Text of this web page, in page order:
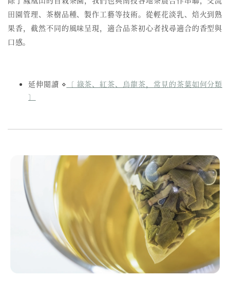
田園管理、茶樹品種、製作工藝等技術。從輕花淡乳、焙火到熟
果香，截然不同的風味呈現，適合品茶初心者找尋適合的香型與
口感。
延伸閱讀 ⋄ 〔 綠茶、紅茶、烏龍茶，常見的茶葉如何分類
〕